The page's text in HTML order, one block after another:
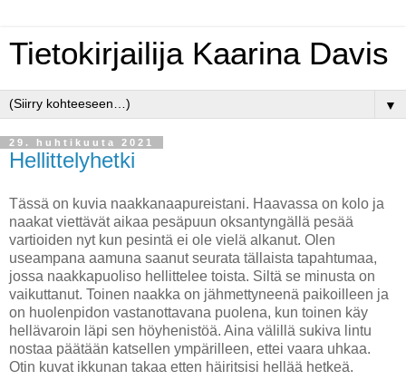
Tietokirjailija Kaarina Davis
▼
29. huhtikuuta 2021
Hellittelyhetki
Tässä on kuvia naakkanaapureistani. Haavassa on kolo ja
naakat viettävät aikaa pesäpuun oksantyngällä pesää
vartioiden nyt kun pesintä ei ole vielä alkanut. Olen
useampana aamuna saanut seurata tällaista tapahtumaa,
jossa naakkapuoliso hellittelee toista. Siltä se minusta on
vaikuttanut. Toinen naakka on jähmettyneenä paikoilleen ja
on huolenpidon vastanottavana puolena, kun toinen käy
hellävaroin läpi sen höyhenistöä. Aina välillä sukiva lintu
nostaa päätään katsellen ympärilleen, ettei vaara uhkaa.
Otin kuvat ikkunan takaa etten häiritsisi hellää hetkeä.